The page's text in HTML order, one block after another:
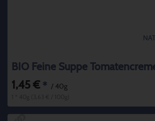
BIO Feine Suppe
1,45 € * / 40g